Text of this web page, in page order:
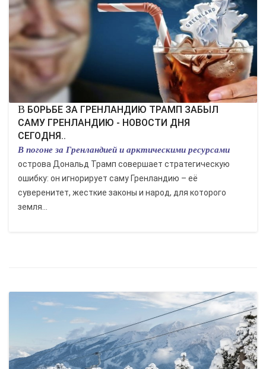
В БОРЬБЕ ЗА ГРЕНЛАНДИЮ ТРАМП ЗАБЫЛ
САМУ ГРЕНЛАНДИЮ - НОВОСТИ ДНЯ
СЕГОДНЯ..
В погоне за Гренландией и арктическими ресурсами
острова Дональд Трамп совершает стратегическую
ошибку: он игнорирует саму Гренландию – её
суверенитет, жесткие законы и народ, для которого
земля...